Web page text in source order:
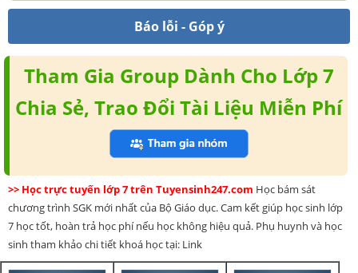
Báo lỗi - Góp ý
Tham Gia Group Dành Cho Lớp 7
Chia Sẻ, Trao Đổi Tài Liệu Miễn Phí
>> Học trực tuyến lớp 7 trên Tuyensinh247.com Học bám sát
chương trình SGK mới nhất của Bộ Giáo dục. Cam kết giúp học sinh lớp
7 học tốt, hoàn trả học phí nếu học không hiệu quả. Phụ huynh và học
sinh tham khảo chi tiết khoá học tại: Link